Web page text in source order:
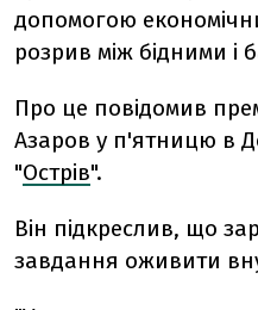
допомогою
розрив між бідними і
Про це повідомив
Азаров у п'ятницю в
"Острів".
Він підкреслив, що
завдання оживити